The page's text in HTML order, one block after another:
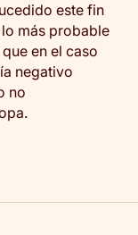
este fin
más probable
en el caso
negativo
no